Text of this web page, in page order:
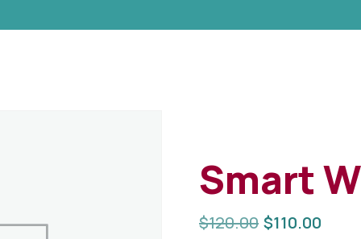
Smart
$120.00 $110.00